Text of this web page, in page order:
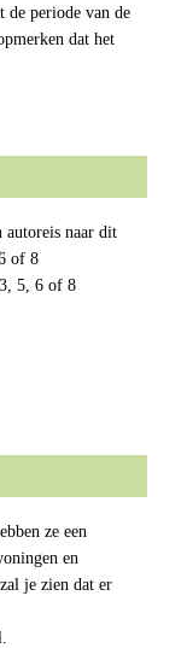
de periode van de
dat het
autoreis naar dit
of 8
5, 6 of 8
ze een
en
je zien dat er